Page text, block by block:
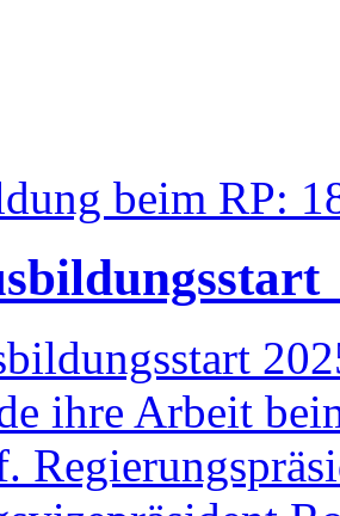
beim RP: